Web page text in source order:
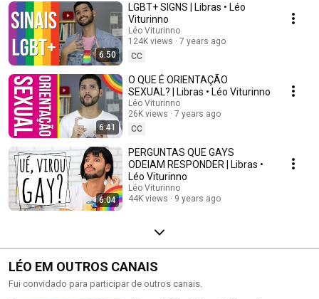
6:50
LGBT+ SIGNS | Libras • Léo
Viturinno
Léo Viturinno
124K views
7 years ago
CC
6:41
O QUE É ORIENTAÇÃO
SEXUAL? | Libras • Léo Viturinno
Léo Viturinno
26K views
7 years ago
CC
6:04
PERGUNTAS QUE GAYS
ODEIAM RESPONDER | Libras •
Léo Viturinno
Léo Viturinno
44K views
9 years ago
LÉO EM OUTROS CANAIS
Fui convidado para participar de outros canais.